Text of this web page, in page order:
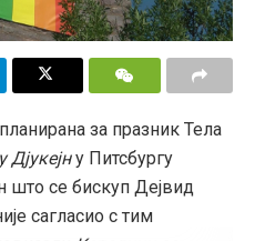
објавио нешто
„прајда”, која
и чланове моје
са
их о томе шта се
сам им се. И од
за празник Тела
Дјукејну Питсбургу
што се бискуп Дејвид
сагласио с тим